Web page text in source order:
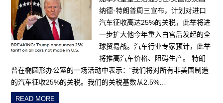
纳德·特朗普周三宣布，计划对进口
汽车征收高达25%的关税，此举将进
一步扩大他今年重入白宫后发起的全
球贸易战。汽车行业专家预计，此举
将推高汽车价格、阻碍生产。 特朗
普在椭圆形办公室的一场活动中表示：“我们将对所有非美国制造
的汽车征收25%的关税。我们的关税基数从2.5%…
READ MORE